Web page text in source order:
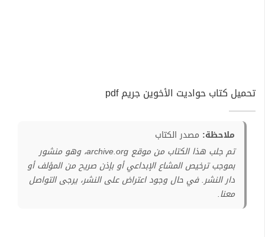
تحميل كتاب حواديت الأخوين جريم pdf
ملاحظة: مصدر الكتاب
تم جلب هذا الكتاب من موقع archive.org، وهو منشور
بموجب ترخيص المشاع الإبداعي أو بإذن صريح من المؤلف أو
دار النشر. في حال وجود اعتراض على النشر، يرجى التواصل
معنا.